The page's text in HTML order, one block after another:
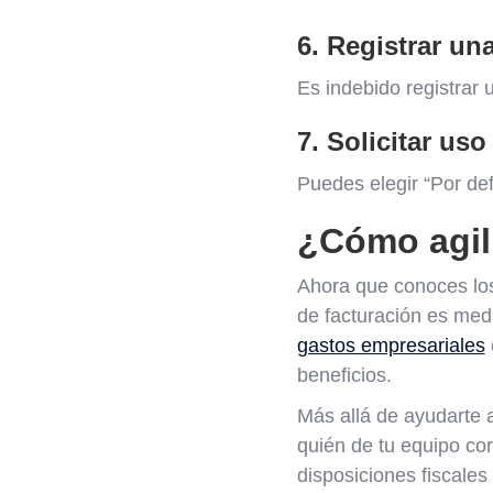
6. Registrar
Es indebido registrar
7. Solicitar
Puedes elegir “Por
¿Cómo
Ahora que conoces
de facturación es
gastos empresariales
beneficios.
Más allá de ayudarte
quién de tu equipo
disposiciones